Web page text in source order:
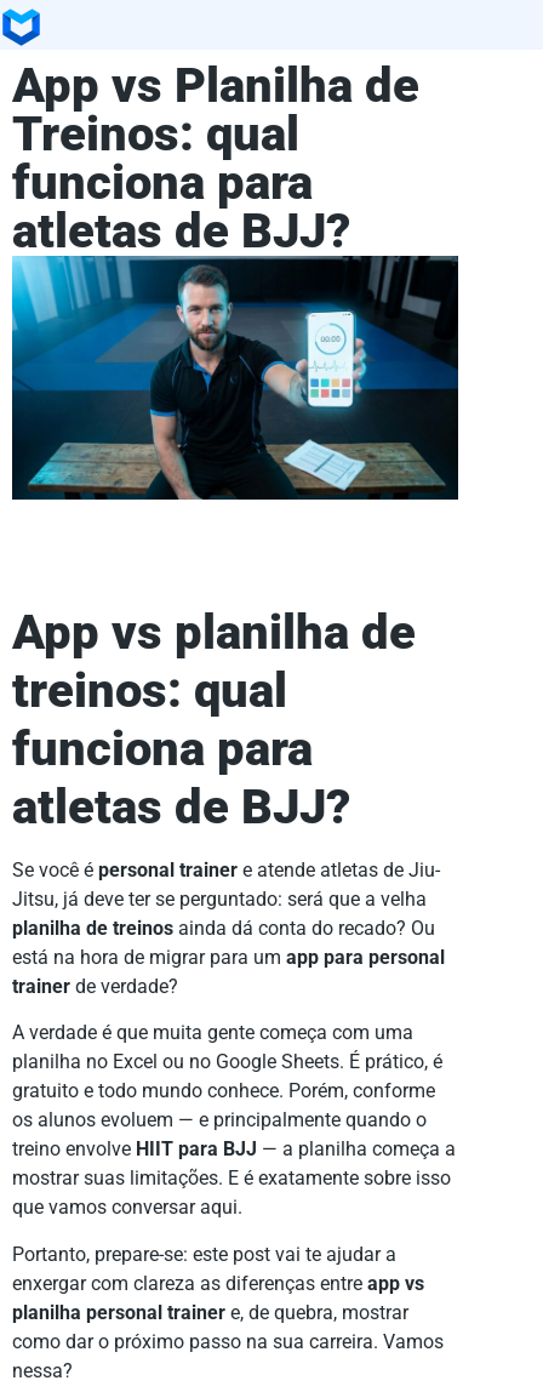
App vs Planilha de
Treinos: qual
funciona para
atletas de BJJ?
App vs planilha de
treinos: qual
funciona para
atletas de BJJ?
Se você é personal trainer e atende atletas de Jiu-
Jitsu, já deve ter se perguntado: será que a velha
planilha de treinos ainda dá conta do recado? Ou
está na hora de migrar para um app para personal
trainer de verdade?
A verdade é que muita gente começa com uma
planilha no Excel ou no Google Sheets. É prático, é
gratuito e todo mundo conhece. Porém, conforme
os alunos evoluem — e principalmente quando o
treino envolve HIIT para BJJ — a planilha começa a
mostrar suas limitações. E é exatamente sobre isso
que vamos conversar aqui.
Portanto, prepare-se: este post vai te ajudar a
enxergar com clareza as diferenças entre app vs
planilha personal trainer e, de quebra, mostrar
como dar o próximo passo na sua carreira. Vamos
nessa?